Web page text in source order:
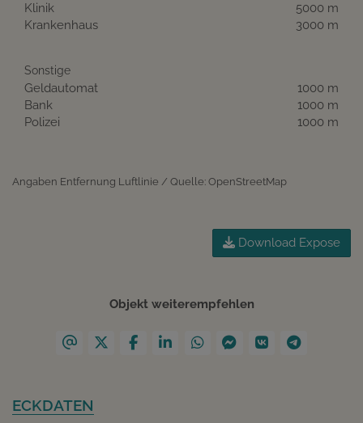
Klinik
5000 m
Krankenhaus
3000 m
Sonstige
Geldautomat
1000 m
Bank
1000 m
Polizei
1000 m
Angaben Entfernung Luftlinie / Quelle: OpenStreetMap
Download Expose
Objekt weiterempfehlen
ECKDATEN